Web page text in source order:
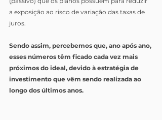
a exposição ao risco de variação das taxas de
juros.
Sendo assim, percebemos que, ano após ano,
esses números têm ficado cada vez mais
próximos do ideal, devido à estratégia de
investimento que vêm sendo realizada ao
longo dos últimos anos.